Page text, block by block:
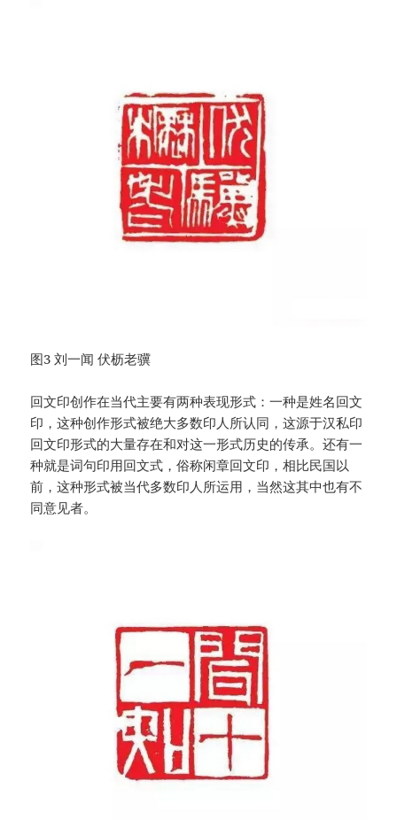
图3 刘一闻 伏枥老骥
回文印创作在当代主要有两种表现形式：一种是姓名回文
印，这种创作形式被绝大多数印人所认同，这源于汉私印
回文印形式的大量存在和对这一形式历史的传承。还有一
种就是词句印用回文式，俗称闲章回文印，相比民国以
前，这种形式被当代多数印人所运用，当然这其中也有不
同意见者。